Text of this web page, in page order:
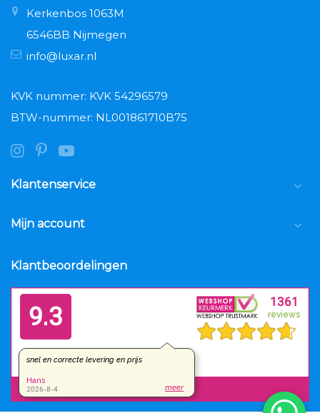
Kerkenbos 1063M
6546BB Nijmegen
info@luxar.nl
KVK nummer: KVK 54296579
BTW-nummer: NL001861710B75
Klantenservice
Mijn account
Klantbeoordelingen